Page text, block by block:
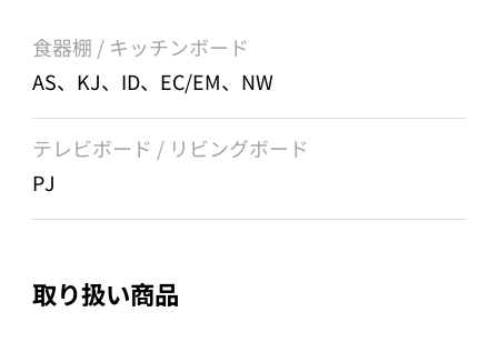
食器棚 / キッチンボード
AS、KJ、ID、EC/EM、NW
テレビボード / リビングボード
PJ
取り扱い商品